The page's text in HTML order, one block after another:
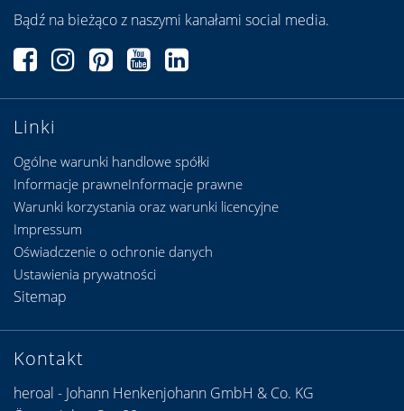
Linki
Ogólne warunki handlowe spółki
Informacje prawneInformacje prawne
Warunki korzystania oraz warunki licencyjne
Bądź na bieżąco z naszymi kanałami social media.
Kontakt
heroal - Johann Henkenjohann GmbH & Co. KG
Impressum
Oświadczenie o ochronie danych
Ustawienia prywatności
Sitemap